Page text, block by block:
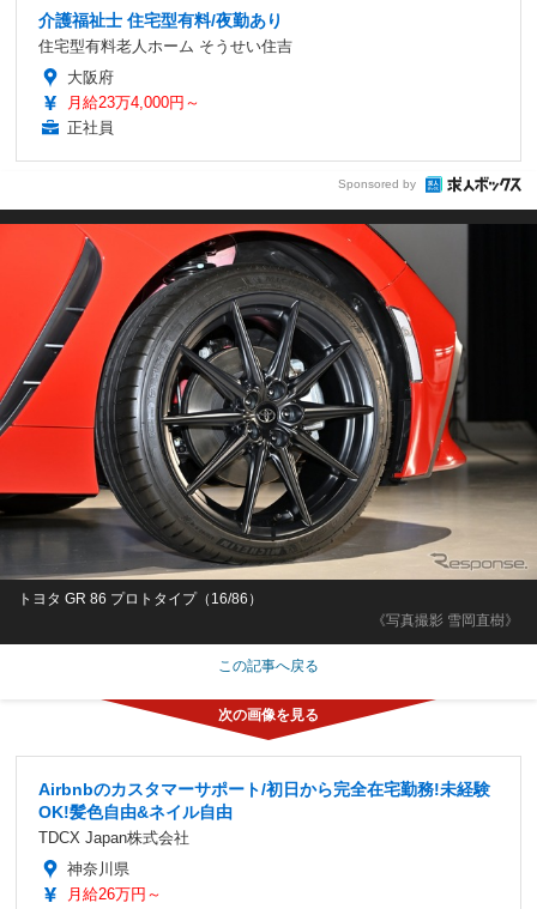
介護福祉士 住宅型有料/夜勤あり
住宅型有料老人ホーム そうせい住吉
大阪府
月給23万4,000円～
正社員
Sponsored by
《写真撮影 雪岡直樹》
トヨタ GR 86 プロトタイプ（16/86）
この記事へ戻る
Airbnbのカスタマーサポート/初日から完全在宅勤務!未経験
OK!髪色自由&ネイル自由
TDCX Japan株式会社
神奈川県
月給26万円～